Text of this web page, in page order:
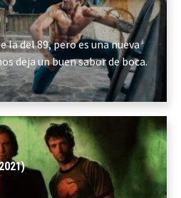
la del 89, pero es una nueva
deja un buen sabor de boca.